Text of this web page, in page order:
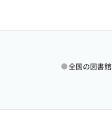
全国の図書館